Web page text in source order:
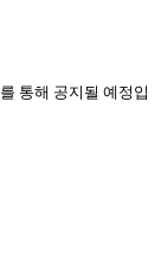
통해 공지될 예정입